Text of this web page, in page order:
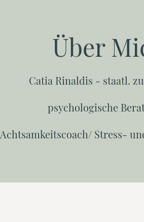
Über
Catia Rinaldis - staatl.
psychologische
Achtsamkeitscoach/ Stress-